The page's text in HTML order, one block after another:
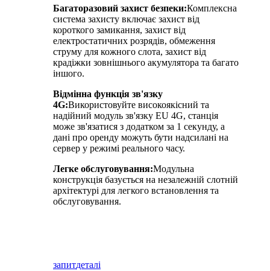
Багаторазовий захист безпеки:Комплексна
система захисту включає захист від
короткого замикання, захист від
електростатичних розрядів, обмеження
струму для кожного слота, захист від
крадіжки зовнішнього акумулятора та багато
іншого.
Відмінна функція зв'язку
4G:Використовуйте високоякісний та
надійний модуль зв'язку EU 4G, станція
може зв'язатися з додатком за 1 секунду, а
дані про оренду можуть бути надсилані на
сервер у режимі реального часу.
Легке обслуговування:Модульна
конструкція базується на незалежній слотній
архітектурі для легкого встановлення та
обслуговування.
запитдеталі